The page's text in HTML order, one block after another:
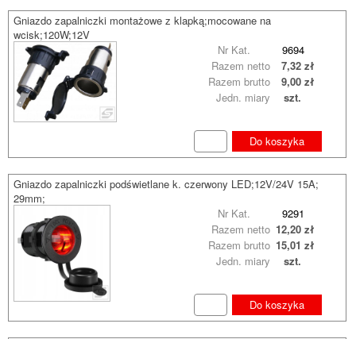
Gniazdo zapalniczki montażowe z klapką;mocowane na
wcisk;120W;12V
Nr Kat.
9694
Razem brutto 9,00 zł
Razem netto 7,32 zł
Jedn. miary szt.
Do koszyka
Gniazdo zapalniczki podświetlane k. czerwony LED;12V/24V 15A;
29mm;
Nr Kat.
9291
Razem brutto 15,01 zł
Razem netto 12,20 zł
Jedn. miary szt.
Do koszyka